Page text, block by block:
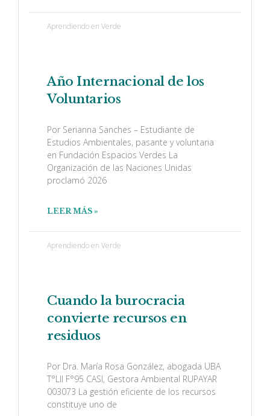
Aprendiendo en Verde
Año Internacional de los
Voluntarios
Por Serianna Sanches – Estudiante de
Estudios Ambientales, pasante y voluntaria
en Fundación Espacios Verdes La
Organización de las Naciones Unidas
proclamó 2026
LEER MÁS »
Aprendiendo en Verde
Cuando la burocracia
convierte recursos en
residuos
Por Dra. María Rosa González, abogada UBA
T°LII F°95 CASI, Gestora Ambiental RUPAYAR
003073 La gestión eficiente de los recursos
constituye uno de